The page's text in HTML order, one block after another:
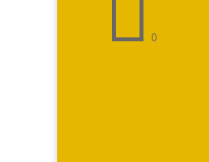
0